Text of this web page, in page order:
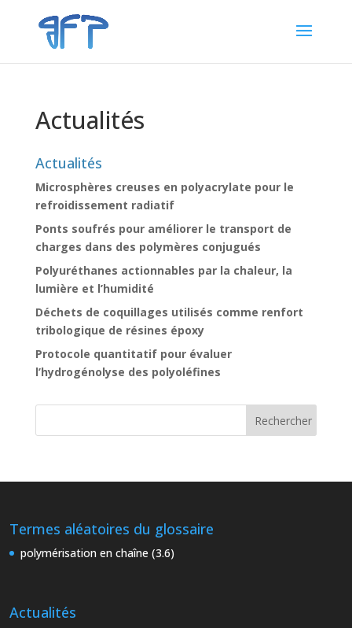
Actualités
Actualités
Microsphères creuses en polyacrylate pour le
refroidissement radiatif
Ponts soufrés pour améliorer le transport de
charges dans des polymères conjugués
Polyuréthanes actionnables par la chaleur, la
lumière et l’humidité
Déchets de coquillages utilisés comme renfort
tribologique de résines époxy
Protocole quantitatif pour évaluer
l’hydrogénolyse des polyoléfines
Termes aléatoires du glossaire
polymérisation en chaîne (3.6)
Actualités